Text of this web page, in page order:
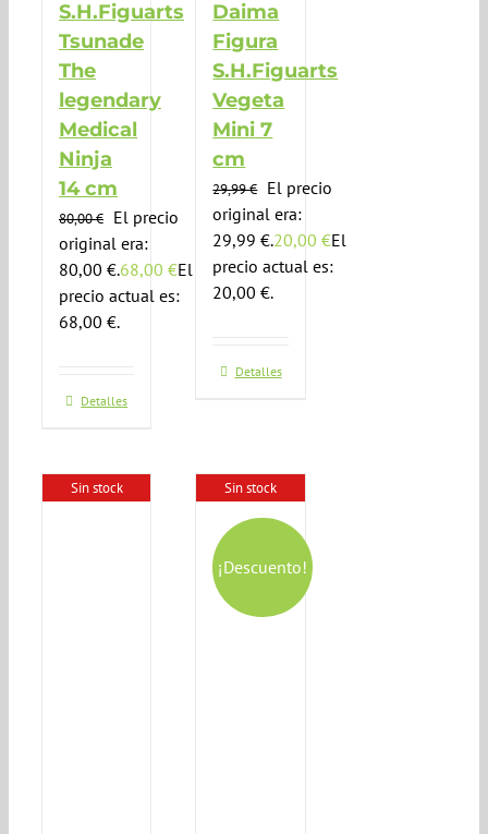
S.H.Figuarts
Tsunade
The
legendary
Medical
Ninja
14 cm
80,00€ El precio
original era:
80,00 €.68,00 €El
precio actual es:
68,00 €.
Detalles
Daima
Figura
S.H.Figuarts
Vegeta
Mini 7
cm
29,99€ El precio
original era:
29,99 €.20,00€El
precio actual es:
20,00 €.
Detalles
Sin stock Sin stock
¡Descuento!